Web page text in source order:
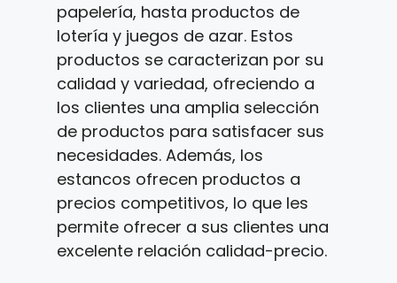
papelería, hasta productos de
lotería y juegos de azar. Estos
productos se caracterizan por su
calidad y variedad, ofreciendo a
los clientes una amplia selección
de productos para satisfacer sus
necesidades. Además, los
estancos ofrecen productos a
precios competitivos, lo que les
permite ofrecer a sus clientes una
excelente relación calidad-precio.